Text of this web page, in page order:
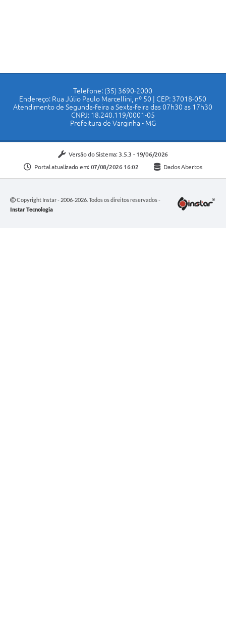
Telefone: (35) 3690-2000
Endereço: Rua Júlio Paulo Marcellini, nº 50 | CEP: 37018-050
Atendimento de Segunda-feira a Sexta-feira das 07h30 as 17h30
CNPJ: 18.240.119/0001-05
Prefeitura de Varginha - MG
Versão do Sistema: 3.5.3 - 19/06/2026
Portal atualizado em: 07/08/2026 16:02 Dados Abertos
Copyright Instar - 2006-2026. Todos os direitos reservados -
Instar Tecnologia